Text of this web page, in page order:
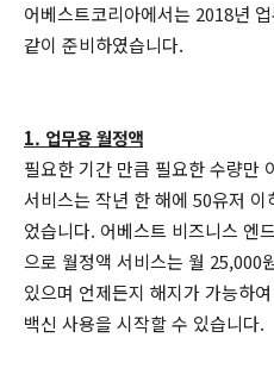
어베스트코리아에서는 2018년
같이 준비하였습니다.
1. 업무용 월정액
필요한 기간 만큼 필요한 수량만
서비스는 작년 한 해에 50유저
었습니다. 어베스트 비즈니스 엔
으로 월정액 서비스는 월 25,000
있으며 언제든지 해지가 가능하
백신 사용을 시작할 수 있습니다.